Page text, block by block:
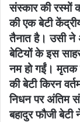
संस्कार की रस्मों
की एक बेटी
तैनात है। उसी ने
बेटियों के इस
नम हो गईं। मृतक
की बेटी किरन
निधन पर अंतिम
बहादुर फौजी बेटी